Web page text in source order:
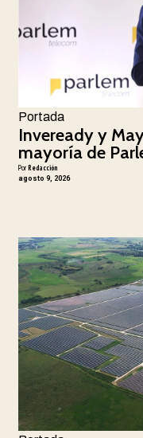
Portada
Inveready y
mayoría de
Por Redacción
agosto 9, 2026